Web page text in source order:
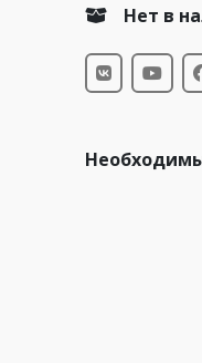
Нет в